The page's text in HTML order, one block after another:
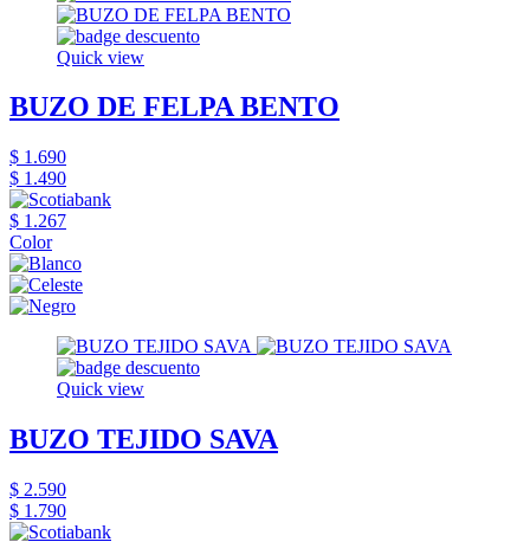
Quick view
BUZO DE FELPA BENTO
$ 1.690
$ 1.490
$ 1.267
Color
Quick view
BUZO TEJIDO SAVA
$ 2.590
$ 1.790